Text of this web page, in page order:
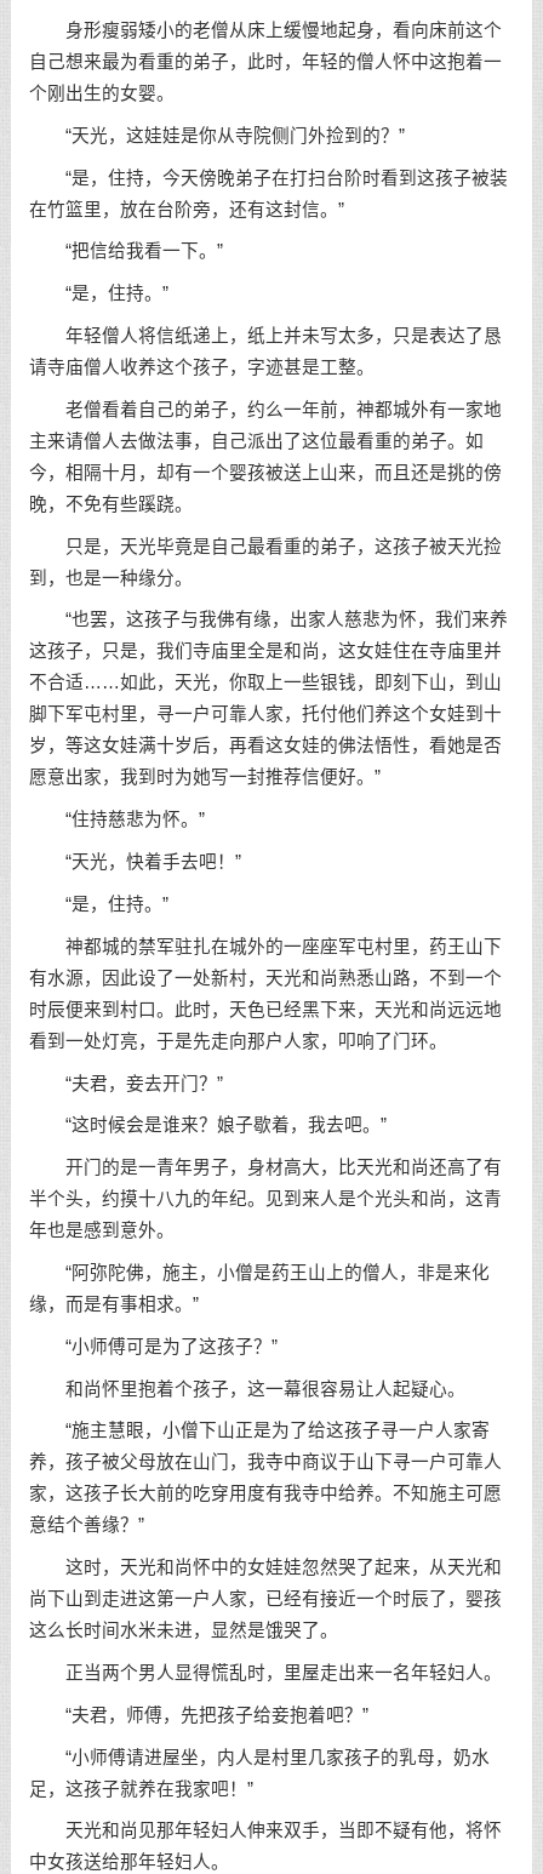
身形瘦弱矮小的老僧从床上缓慢地起身，看向床前这个
自己想来最为看重的弟子，此时，年轻的僧人怀中这抱着一
个刚出生的女婴。
“天光，这娃娃是你从寺院侧门外捡到的？”
“是，住持，今天傍晚弟子在打扫台阶时看到这孩子被装
在竹篮里，放在台阶旁，还有这封信。”
“把信给我看一下。”
“是，住持。”
年轻僧人将信纸递上，纸上并未写太多，只是表达了恳
请寺庙僧人收养这个孩子，字迹甚是工整。
老僧看着自己的弟子，约么一年前，神都城外有一家地
主来请僧人去做法事，自己派出了这位最看重的弟子。如
今，相隔十月，却有一个婴孩被送上山来，而且还是挑的傍
晚，不免有些蹊跷。
只是，天光毕竟是自己最看重的弟子，这孩子被天光捡
到，也是一种缘分。
“也罢，这孩子与我佛有缘，出家人慈悲为怀，我们来养
这孩子，只是，我们寺庙里全是和尚，这女娃住在寺庙里并
不合适……如此，天光，你取上一些银钱，即刻下山，到山
脚下军屯村里，寻一户可靠人家，托付他们养这个女娃到十
岁，等这女娃满十岁后，再看这女娃的佛法悟性，看她是否
愿意出家，我到时为她写一封推荐信便好。”
“住持慈悲为怀。”
“天光，快着手去吧！”
“是，住持。”
神都城的禁军驻扎在城外的一座座军屯村里，药王山下
有水源，因此设了一处新村，天光和尚熟悉山路，不到一个
时辰便来到村口。此时，天色已经黑下来，天光和尚远远地
看到一处灯亮，于是先走向那户人家，叩响了门环。
“夫君，妾去开门？”
“这时候会是谁来？娘子歇着，我去吧。”
开门的是一青年男子，身材高大，比天光和尚还高了有
半个头，约摸十八九的年纪。见到来人是个光头和尚，这青
年也是感到意外。
“阿弥陀佛，施主，小僧是药王山上的僧人，非是来化
缘，而是有事相求。”
“小师傅可是为了这孩子？”
和尚怀里抱着个孩子，这一幕很容易让人起疑心。
“施主慧眼，小僧下山正是为了给这孩子寻一户人家寄
养，孩子被父母放在山门，我寺中商议于山下寻一户可靠人
家，这孩子长大前的吃穿用度有我寺中给养。不知施主可愿
意结个善缘？”
这时，天光和尚怀中的女娃娃忽然哭了起来，从天光和
尚下山到走进这第一户人家，已经有接近一个时辰了，婴孩
这么长时间水米未进，显然是饿哭了。
正当两个男人显得慌乱时，里屋走出来一名年轻妇人。
“夫君，师傅，先把孩子给妾抱着吧？”
“小师傅请进屋坐，内人是村里几家孩子的乳母，奶水
足，这孩子就养在我家吧！”
天光和尚见那年轻妇人伸来双手，当即不疑有他，将怀
中女孩送给那年轻妇人。